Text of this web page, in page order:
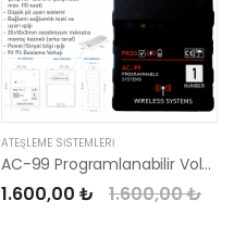
ATEŞLEME SISTEMLERI
AC-99 Programlanabilir Volkan Ateşleyici
1.600,00 ₺ 1.600,00 ₺